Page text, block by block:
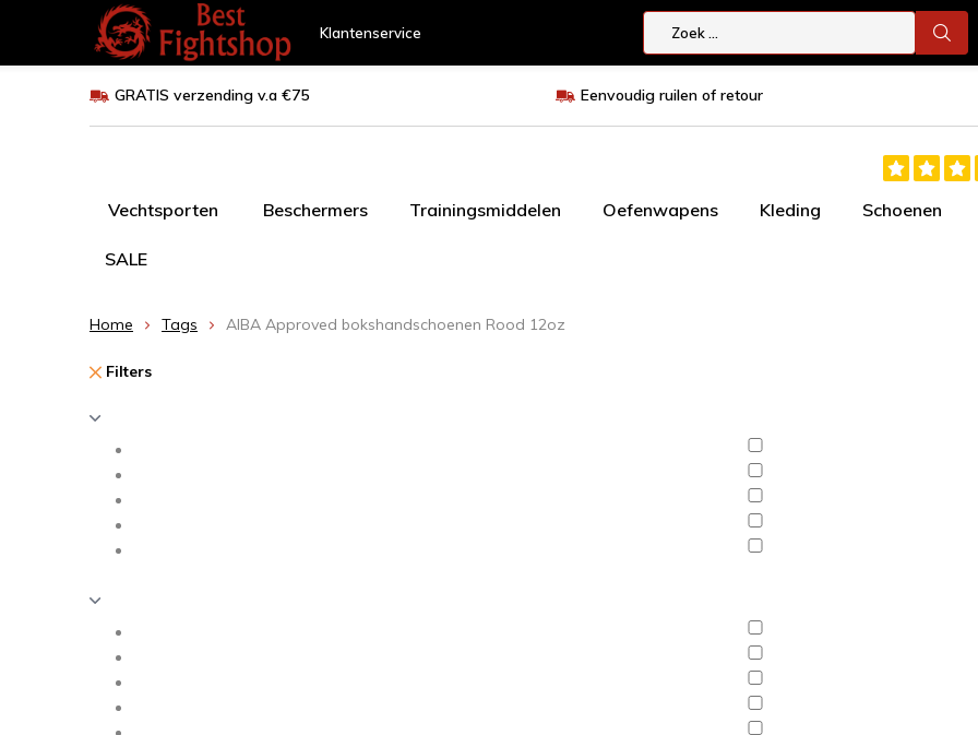
Klantenservice
GRATIS verzending v.a €75 Eenvoudig ruilen of retour
Vechtsporten Beschermers Trainingsmiddelen Oefenwapens Kleding Schoenen
SALE
Home Tags AIBA Approved bokshandschoenen Rood 12oz
Filters